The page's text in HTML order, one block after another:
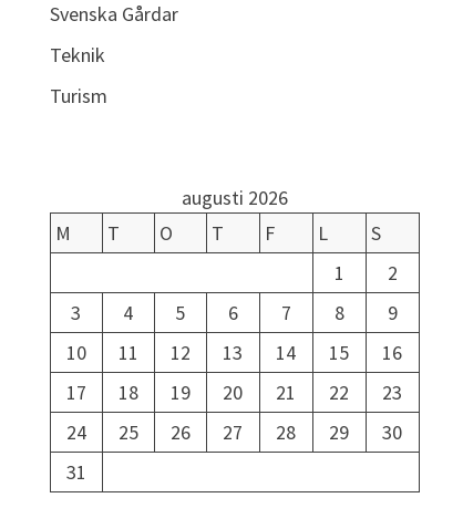
Svenska Gårdar
Teknik
Turism
augusti 2026
M
T O T F L
S
1
2
3
4 5 6 7 8
9
10
11 12 13 14 15
16
17
18 19 20 21 22
23
24
25 26 27 28 29
30
31